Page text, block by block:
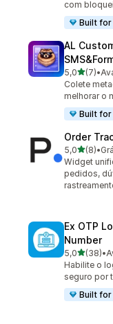
com
Built
AL
5,0de 5
(7)
7 •
Colete
melhorar o
Built
Order
5,0de 5
(8)
8 •
Widget
pedidos,
Ex OTP
Number
5,0de 5(38)
38 •
Habilite o
seguro por
Built